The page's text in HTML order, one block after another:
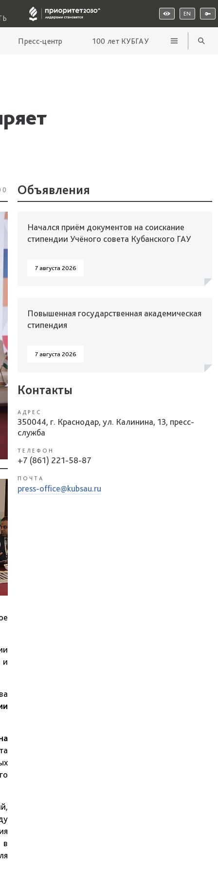
EN
Пресс-центр 100 лет КУБГАУ
и
в
Объявления
Начался приём документов на соискание
стипендии Учёного совета Кубанского ГАУ
7 августа 2026
Повышенная государственная академическая
стипендия
7 августа 2026
Контакты
АДРЕС
350044, г. Краснодар, ул. Калинина, 13, пресс-
служба
ТЕЛЕФОН
+7 (861) 221-58-87
ПОЧТА
press-office@kubsau.ru